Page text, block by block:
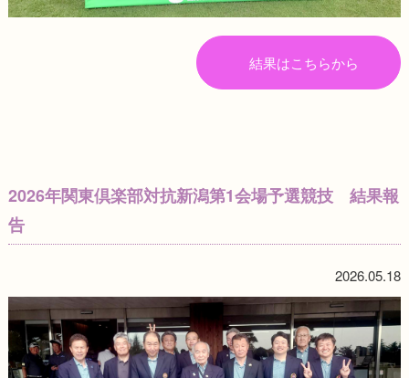
結果はこちらから
2026年関東倶楽部対抗新潟第1会場予選競技 結果報
告
2026.05.18